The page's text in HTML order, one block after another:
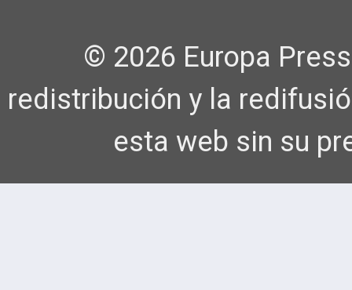
© 2026 Europa
redistribución y la
esta web sin su